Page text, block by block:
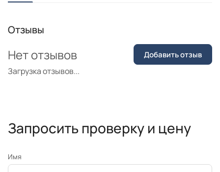
Отзывы
Загрузка отзывов...
Нет отзывов Добавить отзыв
Запросить проверку и цену
Имя